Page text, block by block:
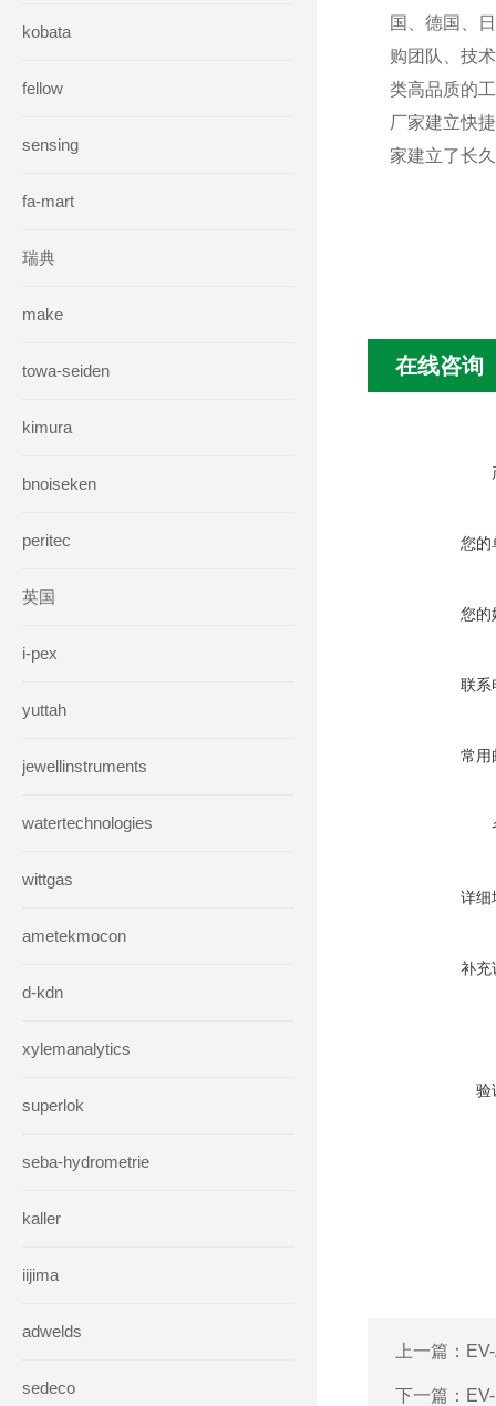
kobata
fellow
sensing
fa-mart
瑞典
make
towa-seiden
kimura
bnoiseken
peritec
英国
i-pex
yuttah
jewellinstruments
watertechnologies
wittgas
ametekmocon
d-kdn
xylemanalytics
superlok
seba-hydrometrie
kaller
iijima
adwelds
sedeco
国、德国、
购团队、技
类高品质的
厂家建立快
家建立了长
在线咨询
您的
您的
联系
常用
详细
补充
验
上一篇：
下一篇：